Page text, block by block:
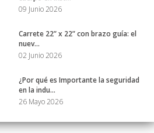
09 Junio 2026
Carrete 22” x 22” con brazo guía: el
nuev...
02 Junio 2026
¿Por qué es Importante la seguridad
en la indu...
26 Mayo 2026